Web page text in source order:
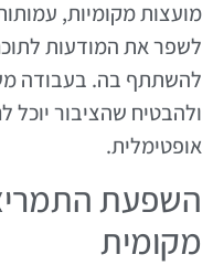
מועצות מקומיות,
לשפר את המודעות
להשתתף בה. בעבודה
ולהבטיח שהציבור
אופטימלית.
השפעת
מקומית